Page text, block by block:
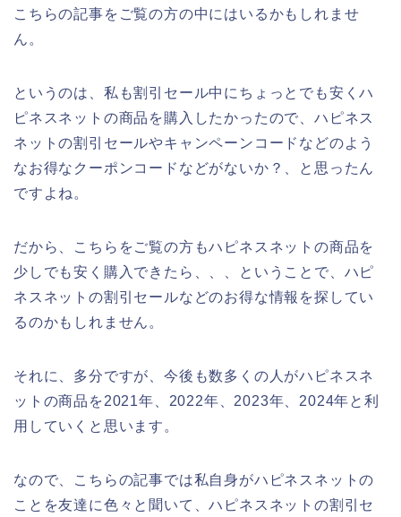
こちらの記事をご覧の方の中にはいるかもしれませ
ん。
というのは、私も割引セール中にちょっとでも安くハ
ピネスネットの商品を購入したかったので、ハピネス
ネットの割引セールやキャンペーンコードなどのよう
なお得なクーポンコードなどがないか？、と思ったん
ですよね。
だから、こちらをご覧の方もハピネスネットの商品を
少しでも安く購入できたら、、、ということで、ハピ
ネスネットの割引セールなどのお得な情報を探してい
るのかもしれません。
それに、多分ですが、今後も数多くの人がハピネスネ
ットの商品を2021年、2022年、2023年、2024年と利
用していくと思います。
なので、こちらの記事では私自身がハピネスネットの
ことを友達に色々と聞いて、ハピネスネットの割引セ